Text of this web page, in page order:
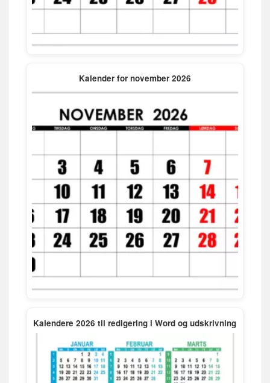
Kalender for november 2026
Kalendere 2026 til redigering i Word og udskrivning